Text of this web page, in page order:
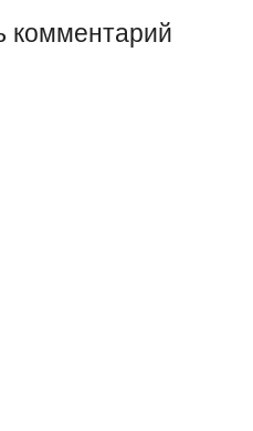
комментарий